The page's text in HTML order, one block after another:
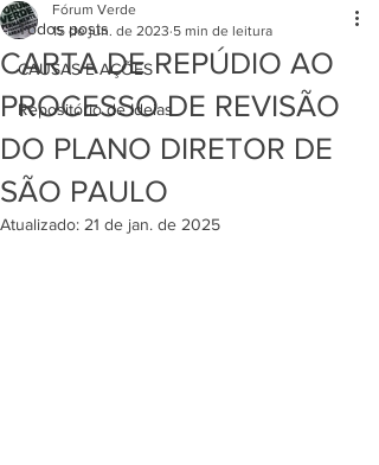
Todos posts
CAUSAS E AÇÕES
Repositório de Ideias
CARTA DE REPÚDIO AO
PROCESSO DE REVISÃO
DO PLANO DIRETOR DE
SÃO PAULO
Fórum Verde
15 de jun. de 2023 5 min de leitura
Atualizado: 21 de jan. de 2025